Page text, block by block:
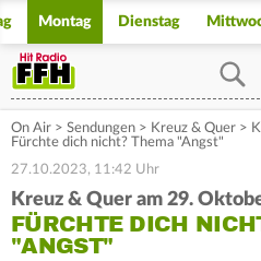
Montag Dienstag
On Air > Sendungen > Kreuz & Quer >
Fürchte dich nicht? Thema "Angst"
27.10.2023, 11:42 Uhr
Kreuz & Quer am 29.
FÜRCHTE DICH
"ANGST"